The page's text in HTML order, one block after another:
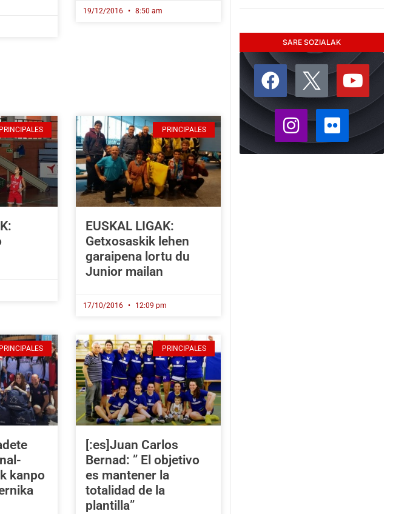
19/12/2016 8:50 am
PRINCIPALES PRINCIPALES
EUSKAL LIGAK:
Getxosaskik lehen
garaipena lortu du
Junior mailan
17/10/2016 12:09 pm
PRINCIPALES
kanpo
PRINCIPALES
[:es]Juan Carlos
Bernad: ” El objetivo
es mantener la
totalidad de la
plantilla”
SARE SOZIALAK